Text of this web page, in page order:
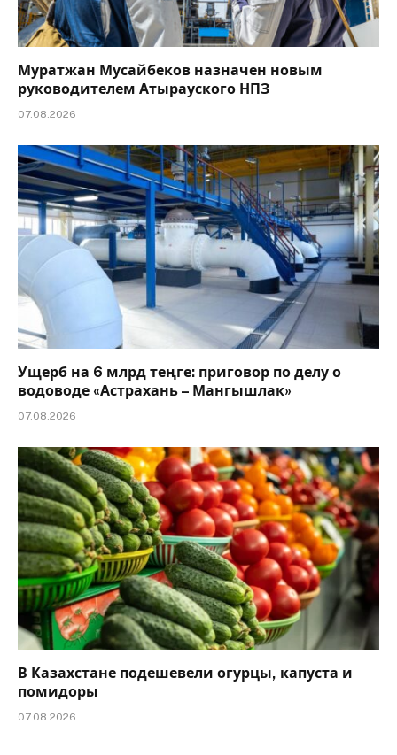
Муратжан Мусайбеков назначен новым
руководителем Атырауского НПЗ
07.08.2026
Ущерб на 6 млрд теңге: приговор по делу о
водоводе «Астрахань – Мангышлак»
07.08.2026
В Казахстане подешевели огурцы, капуста и
помидоры
07.08.2026